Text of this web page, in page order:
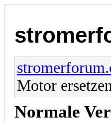
Motor ersetzen
Normale